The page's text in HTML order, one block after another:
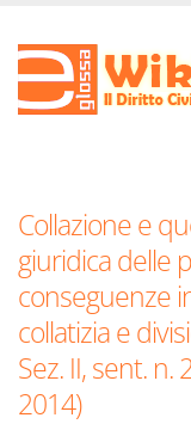
Collazione e
giuridica delle
conseguenze
collatizia e
Sez. II, sent.
2014)